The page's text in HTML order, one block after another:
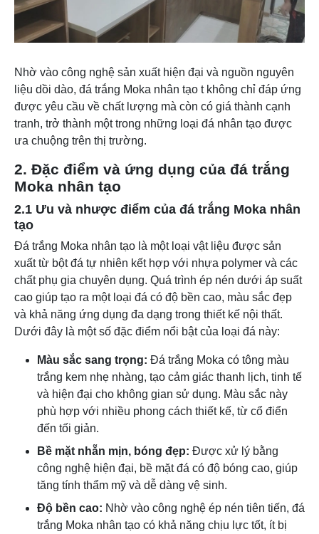
Nhờ vào công nghệ sản xuất hiện đại và nguồn nguyên
liệu dồi dào, đá trắng Moka nhân tạo t không chỉ đáp ứng
được yêu cầu về chất lượng mà còn có giá thành cạnh
tranh, trở thành một trong những loại đá nhân tạo được
ưa chuộng trên thị trường.
2. Đặc điểm và ứng dụng của đá trắng
Moka nhân tạo
2.1 Ưu và nhược điểm của đá trắng Moka nhân
tạo
Đá trắng Moka nhân tạo là một loại vật liệu được sản
xuất từ bột đá tự nhiên kết hợp với nhựa polymer và các
chất phụ gia chuyên dụng. Quá trình ép nén dưới áp suất
cao giúp tạo ra một loại đá có độ bền cao, màu sắc đẹp
và khả năng ứng dụng đa dạng trong thiết kế nội thất.
Dưới đây là một số đặc điểm nổi bật của loại đá này:
Màu sắc sang trọng: Đá trắng Moka có tông màu
trắng kem nhẹ nhàng, tạo cảm giác thanh lịch, tinh tế
và hiện đại cho không gian sử dụng. Màu sắc này
phù hợp với nhiều phong cách thiết kế, từ cổ điển
đến tối giản.
Bề mặt nhẵn mịn, bóng đẹp: Được xử lý bằng
công nghệ hiện đại, bề mặt đá có độ bóng cao, giúp
tăng tính thẩm mỹ và dễ dàng vệ sinh.
Độ bền cao: Nhờ vào công nghệ ép nén tiên tiến, đá
trắng Moka nhân tạo có khả năng chịu lực tốt, ít bị